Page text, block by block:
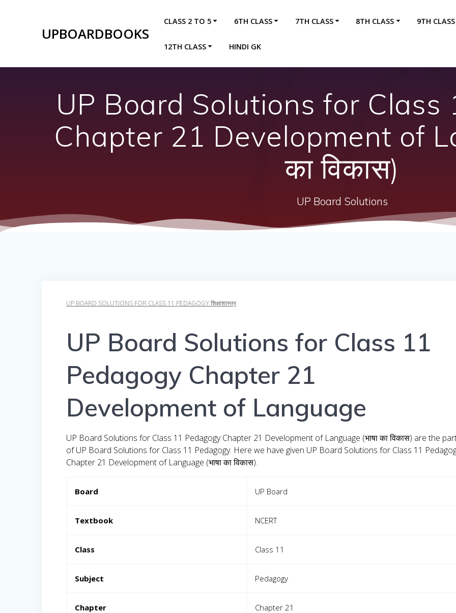
UPBOARDBOOKS
CLASS 2 TO 5 6TH CLASS 7TH CLASS 8TH CLASS 9TH CLASS
12TH CLASS HINDI GK
UP Board Solutions for Class
Chapter 21 Development of
का विकास)
UP Board Solutions
UP BOARD SOLUTIONS FOR CLASS 11 PEDAGOGY शिक्षाशास्त्र
UP Board Solutions for Class 11
Pedagogy Chapter 21
Development of Language
UP Board Solutions for Class 11 Pedagogy Chapter 21 Development of Language (भाषा का विकास) are the
of UP Board Solutions for Class 11 Pedagogy. Here we have given UP Board Solutions for Class 11
Chapter 21 Development of Language (भाषा का विकास).
Board UP Board
Textbook NCERT
Class Class 11
Subject Pedagogy
Chapter Chapter 21